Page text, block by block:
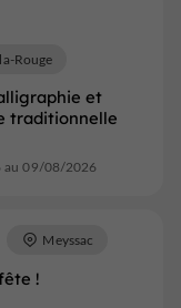
et
traditionnelle
Rouge
09/08/2026
!
Meyssac